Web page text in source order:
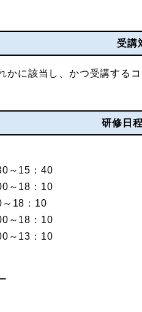
受講
かに該当し、かつ受講する
研修日
～15：40
～18：10
～18：10
～18：10
～13：10